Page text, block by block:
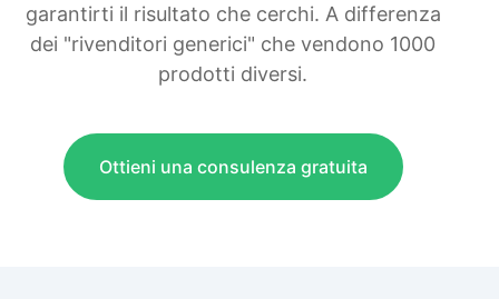
garantirti il risultato che cerchi. A differenza
dei "rivenditori generici" che vendono 1000
prodotti diversi.
Ottieni una consulenza gratuita